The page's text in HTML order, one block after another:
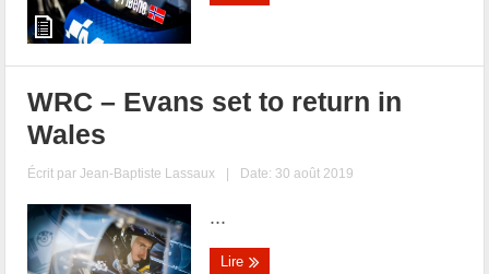
WRC – Evans set to return in
Wales
Écrit parJean-Baptiste Lassaux | Date: 30 août 2019
...
Lire